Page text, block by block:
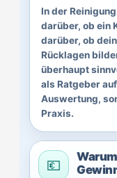
In der
darüber, ob ein
darüber, ob
Rücklagen
überhaupt
als Ratgeber
Auswertung,
Praxis.
💶